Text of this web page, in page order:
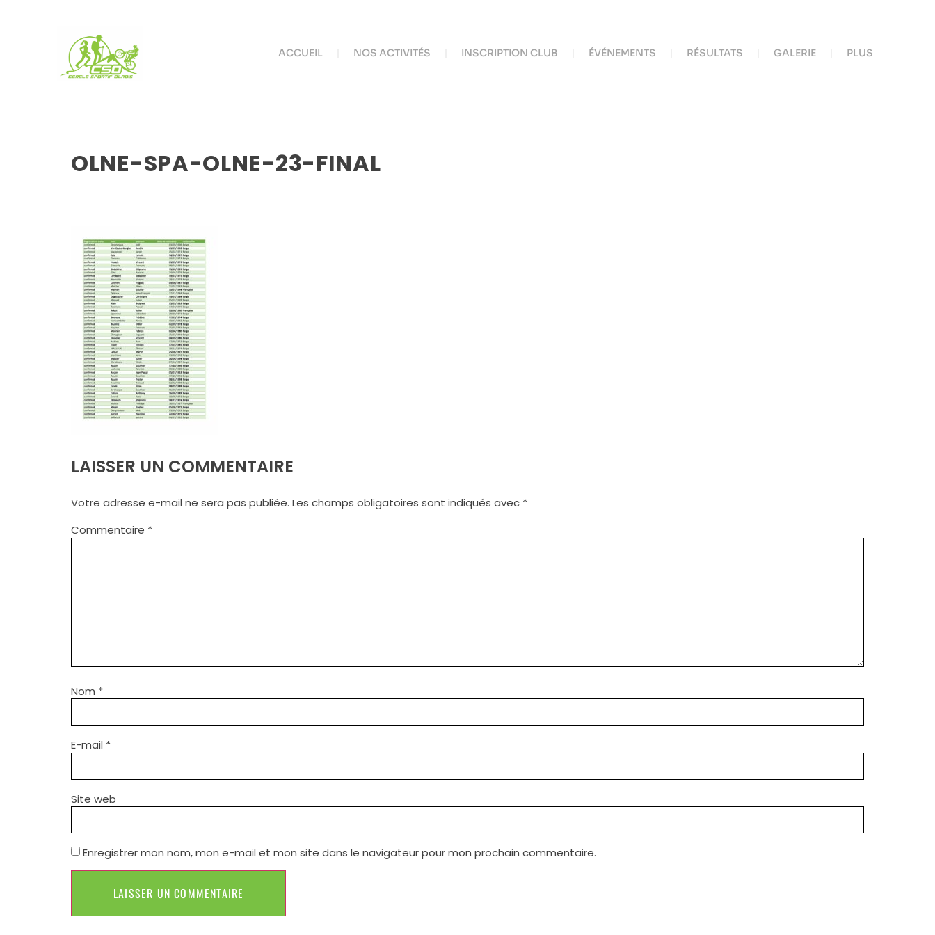
ACCUEIL NOS ACTIVITÉS INSCRIPTION CLUB ÉVÉNEMENTS RÉSULTATS GALERIE PLUS
OLNE-SPA-OLNE-23-FINAL
LAISSER UN COMMENTAIRE
Votre adresse e-mail ne sera pas publiée. Les champs obligatoires sont indiqués avec *
Commentaire *
Nom *
E-mail *
Site web
Enregistrer mon nom, mon e-mail et mon site dans le navigateur pour mon prochain commentaire.